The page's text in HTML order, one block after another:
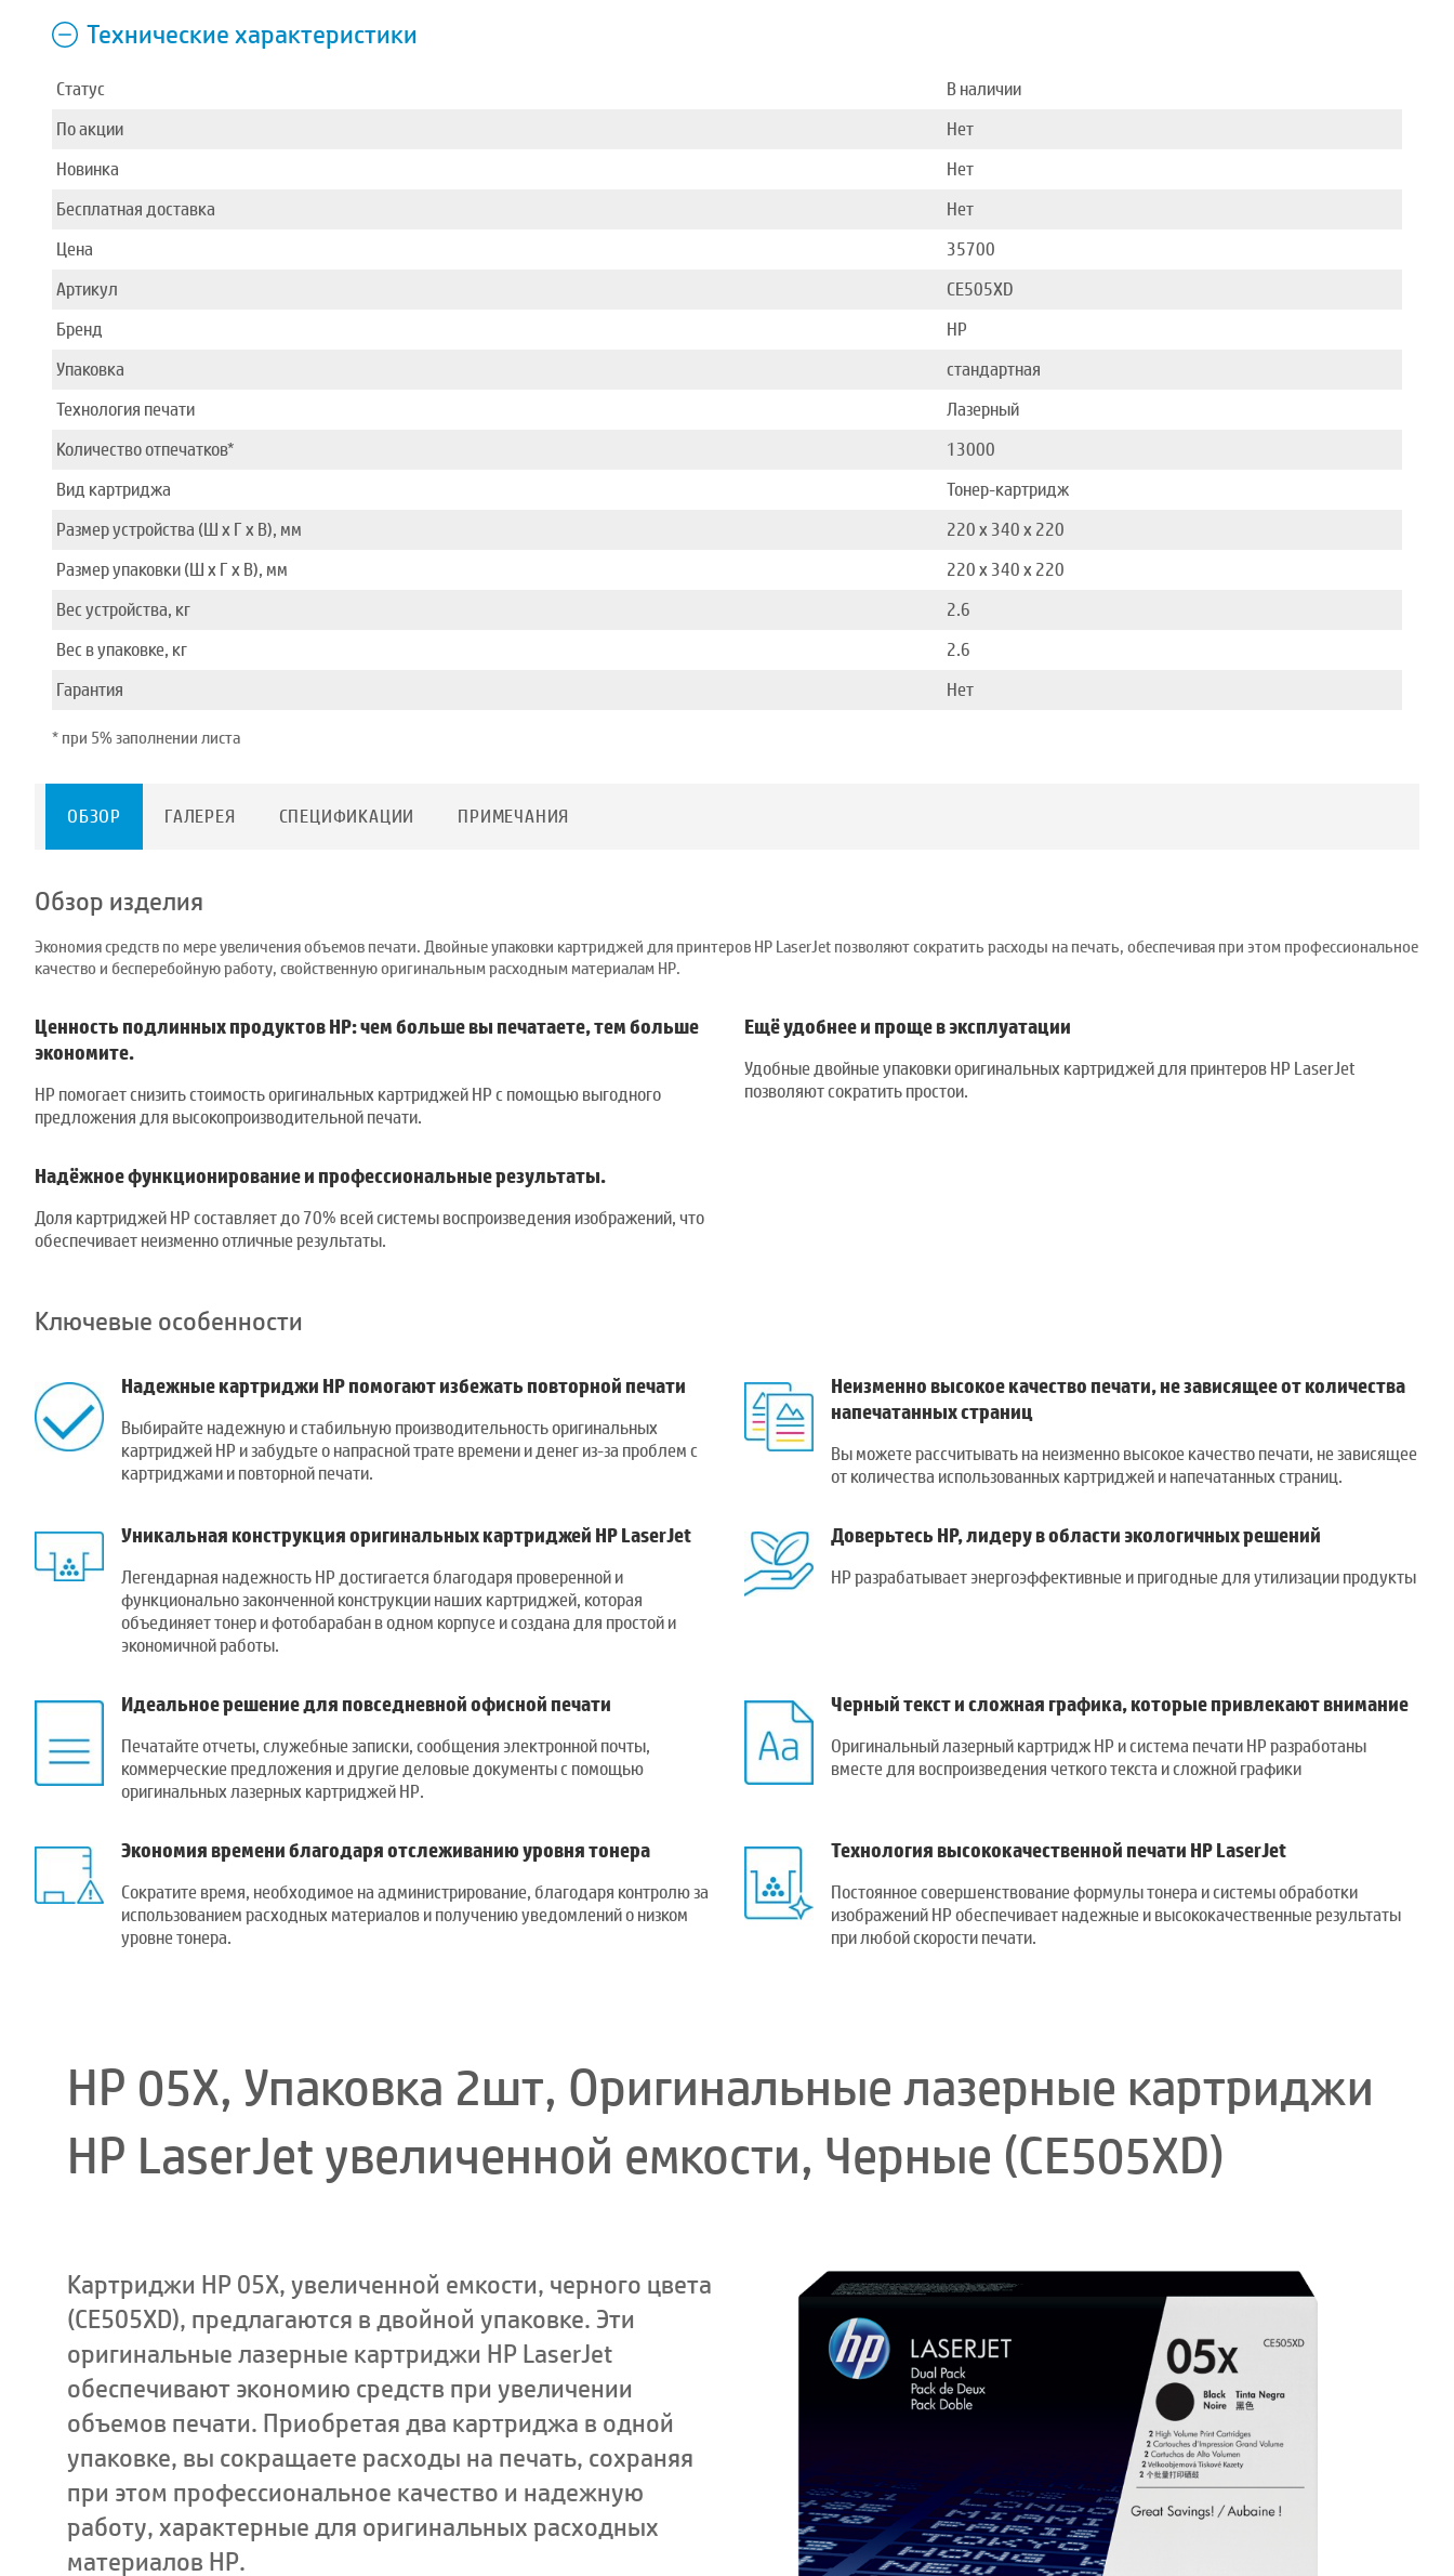
Технические характеристики
Статус
В наличии
По акции
Нет
Новинка
Нет
Бесплатная доставка
Нет
Цена
35700
Артикул
CE505XD
Бренд
HP
Упаковка
стандартная
Технология печати
Лазерный
Количество отпечатков*
13000
Вид картриджа
Тонер-картридж
Размер устройства (Ш x Г x В), мм
220 x 340 x 220
Размер упаковки (Ш x Г x В), мм
220 x 340 x 220
Вес устройства, кг
2.6
Вес в упаковке, кг
2.6
Гарантия
Нет
* при 5% заполнении листа
ОБЗОР ГАЛЕРЕЯ СПЕЦИФИКАЦИИ ПРИМЕЧАНИЯ
Обзор изделия
Экономия средств по мере увеличения объемов печати. Двойные упаковки картриджей для принтеров HP LaserJet позволяют сократить расходы на печать, обеспечивая при этом профессиональное
качество и бесперебойную работу, свойственную оригинальным расходным материалам HP.
Ценность подлинных продуктов HP: чем больше вы печатаете, тем больше
экономите.
HP помогает снизить стоимость оригинальных картриджей HP с помощью выгодного
предложения для высокопроизводительной печати.
Ещё удобнее и проще в эксплуатации
Удобные двойные упаковки оригинальных картриджей для принтеров HP LaserJet
позволяют сократить простои.
Надёжное функционирование и профессиональные результаты.
Доля картриджей HP составляет до 70% всей системы воспроизведения изображений, что
обеспечивает неизменно отличные результаты.
Ключевые особенности
Надежные картриджи HP помогают избежать повторной печати
Выбирайте надежную и стабильную производительность оригинальных
картриджей HP и забудьте о напрасной трате времени и денег из-за проблем с
картриджами и повторной печати.
Неизменно высокое качество печати, не зависящее от количества
напечатанных страниц
Вы можете рассчитывать на неизменно высокое качество печати, не зависящее
от количества использованных картриджей и напечатанных страниц.
Уникальная конструкция оригинальных картриджей HP LaserJet
Легендарная надежность HP достигается благодаря проверенной и
функционально законченной конструкции наших картриджей, которая
объединяет тонер и фотобарабан в одном корпусе и создана для простой и
экономичной работы.
Доверьтесь HP, лидеру в области экологичных решений
HP разрабатывает энергоэффективные и пригодные для утилизации продукты
Идеальное решение для повседневной офисной печати
Печатайте отчеты, служебные записки, сообщения электронной почты,
коммерческие предложения и другие деловые документы с помощью
оригинальных лазерных картриджей HP.
Черный текст и сложная графика, которые привлекают внимание
Оригинальный лазерный картридж HP и система печати HP разработаны
вместе для воспроизведения четкого текста и сложной графики
Экономия времени благодаря отслеживанию уровня тонера
Сократите время, необходимое на администрирование, благодаря контролю за
использованием расходных материалов и получению уведомлений о низком
уровне тонера.
Технология высококачественной печати HP LaserJet
Постоянное совершенствование формулы тонера и системы обработки
изображений HP обеспечивает надежные и высококачественные результаты
при любой скорости печати.
HP 05X, Упаковка 2шт, Оригинальные лазерные картриджи
HP LaserJet увеличенной емкости, Черные (CE505XD)
Картриджи HP 05X, увеличенной емкости, черного цвета
(CE505XD), предлагаются в двойной упаковке. Эти
оригинальные лазерные картриджи HP LaserJet
обеспечивают экономию средств при увеличении
объемов печати. Приобретая два картриджа в одной
упаковке, вы сокращаете расходы на печать, сохраняя
при этом профессиональное качество и надежную
работу, характерные для оригинальных расходных
материалов HP.